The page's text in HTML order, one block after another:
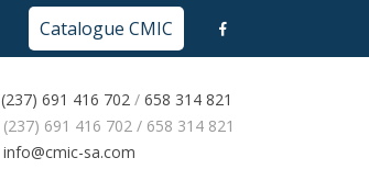
Catalogue CMIC
(237) 691 416 702 / 658 314 821
(237) 691 416 702 / 658 314 821
info@cmic-sa.com